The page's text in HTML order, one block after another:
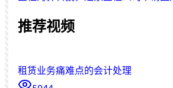
推荐视频
租赁业务痛难点的会计处理